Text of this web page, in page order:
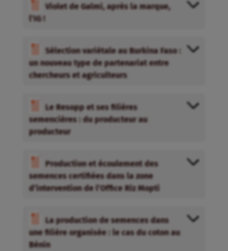
Violet de Galmi, après la marque,
l’IG !
Sélection variétale au Burkina Faso :
un nouveau type de partenariat entre
chercheurs et agriculteurs
Le Resopp et ses filières
semencières : du producteur au
producteur
Production et écoulement des
semences certifiées dans la zone
d’intervention de l’Office Riz Mopti
La production de semences dans
une filière organisée : le cas du coton au
Bénin